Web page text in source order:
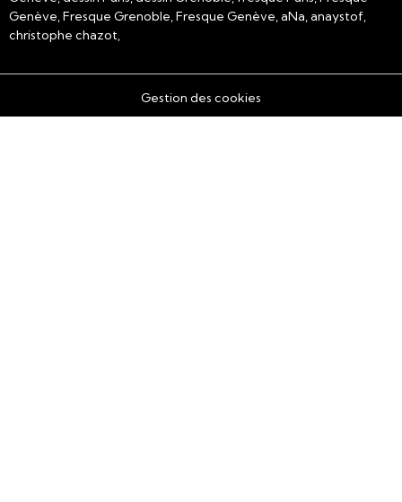
Genève, Fresque Grenoble, Fresque Genève, aNa, anaystof,
christophe chazot,
Gestion des cookies